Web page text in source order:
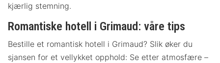
kjærlig stemning.
Romantiske hotell i Grimaud: våre tips
Bestille et romantisk hotell i Grimaud? Slik øker du
sjansen for et vellykket opphold: Se etter atmosfære –